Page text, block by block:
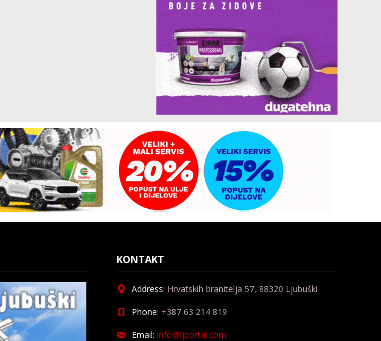
KONTAKT
Address: Hrvatskih branitelja 57, 88320 Ljubuški
Phone: +387 63 214 819
Email: info@ljportal.com